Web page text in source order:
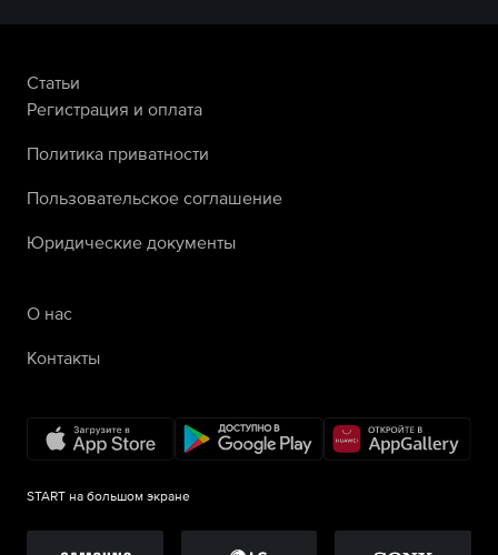
Статьи
Регистрация и оплата
Политика приватности
Пользовательское соглашение
Юридические документы
О нас
Контакты
START на большом экране